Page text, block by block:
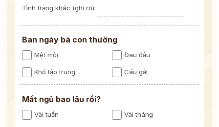
Tình trạng khác (ghi rõ):
Ban ngày bà con thường
Mệt mỏi Đau đầu
Khó tập trung Cáu gắt
Mất ngủ bao lâu rồi?
Vài tuần Vài tháng